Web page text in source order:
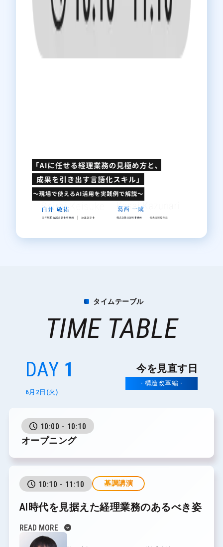
タイムテーブル
TIME TABLE
DAY 1
6月2日(火)
今を見直す日
- 構造改革編 -
10:00 - 10:10
オープニング
10:10 - 11:10 基調講演
AI時代を見据えた経理業務のあるべき姿
READ MORE expand_circle_down